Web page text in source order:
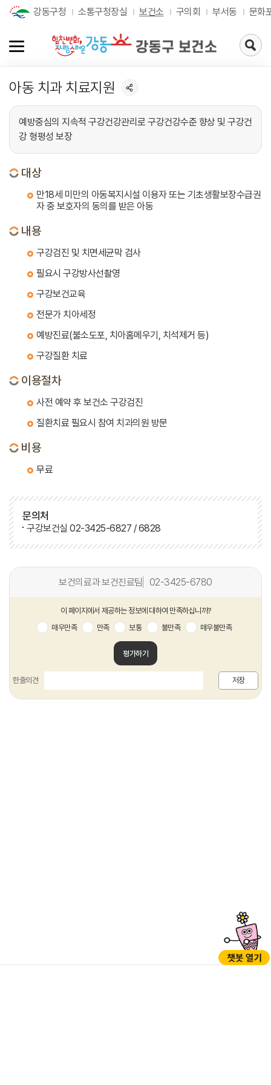
강동구청 소통구청장실 보건소 구의회 부서동 문화
검
색
가
기
아동 치과 치료지원
예방중심의 지속적 구강건강관리로 구강건강수준 향상 및 구강건
강 형평성 보장
대상
만18세 미만의 아동복지시설 이용자 또는 기초생활보장수급권
자 중 보호자의 동의를 받은 아동
내용
구강검진 및 치면세균막 검사
필요시 구강방사선촬영
구강보건교육
전문가 치아세정
예방진료(불소도포, 치아홈메우기, 치석제거 등)
구강질환 치료
이용절차
사전 예약 후 보건소 구강검진
질환치료 필요시 참여 치과의원 방문
비용
무료
문의처
구강보건실 02-3425-6827 / 6828
보건의료과 보건진료팀 02-3425-6780
이 페이지에서 제공하는 정보에 대하여 만족하십니까?
매우만족
만족 보통 불만족 매우불만족
평가하기
한줄의견 저장